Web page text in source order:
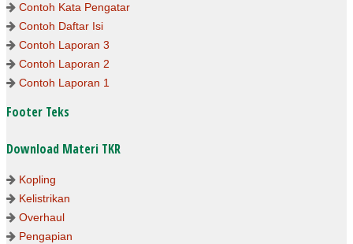
Contoh Kata Pengatar
Contoh Daftar Isi
Contoh Laporan 3
Contoh Laporan 2
Contoh Laporan 1
Footer Teks
Download Materi TKR
Kopling
Kelistrikan
Overhaul
Pengapian